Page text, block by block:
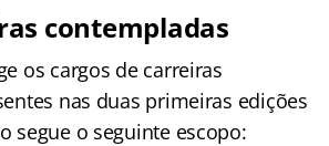
contempladas
os cargos de carreiras
nas duas primeiras edições
segue o seguinte escopo: